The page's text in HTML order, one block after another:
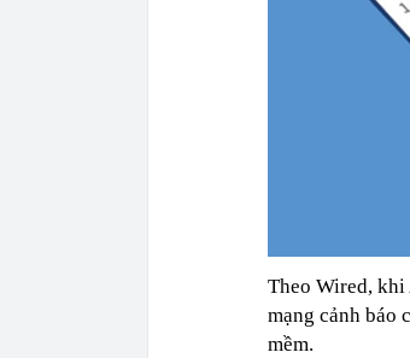
Theo Wired,
mạng cảnh báo
mềm.